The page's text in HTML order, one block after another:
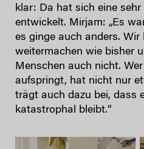
klar: Da hat sich eine sehr
entwickelt. Mirjam: „Es
es ginge auch anders.
weitermachen wie bisher
Menschen auch nicht.
aufspringt, hat nicht nur
trägt auch dazu bei, dass
katastrophal bleibt.“